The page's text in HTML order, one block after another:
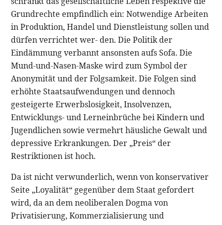
Grundrechte empfindlich ein: Notwendige Arbeiten
in Produktion, Handel und Dienstleistung sollen und
dürfen verrichtet wer- den. Die Politik der
Eindämmung verbannt ansonsten aufs Sofa. Die
Mund-und-Nasen-Maske wird zum Symbol der
Anonymität und der Folgsamkeit. Die Folgen sind
erhöhte Staatsaufwendungen und dennoch
gesteigerte Erwerbslosigkeit, Insolvenzen,
Entwicklungs- und Lerneinbrüche bei Kindern und
Jugendlichen sowie vermehrt häusliche Gewalt und
depressive Erkrankungen. Der „Preis“ der
Restriktionen ist hoch.
Da ist nicht verwunderlich, wenn von konservativer
Seite „Loyalität“ gegenüber dem Staat gefordert
wird, da an dem neoliberalen Dogma von
Privatisierung, Kommerzialisierung und